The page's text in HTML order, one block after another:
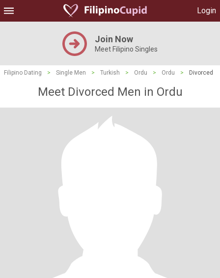
Login
Join Now
Meet Filipino Singles
Filipino Dating > Single Men > Turkish > Ordu > Ordu > Divorced
Meet Divorced Men in Ordu